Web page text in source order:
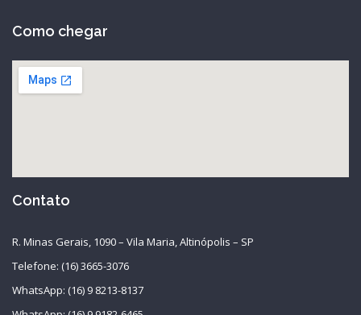
Como chegar
Contato
R. Minas Gerais, 1090 – Vila Maria, Altinópolis – SP
Telefone: (16) 3665-3076
WhatsApp: (16) 9 8213-8137